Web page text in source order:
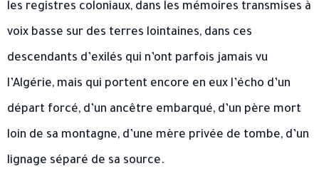
les registres coloniaux, dans les mémoires transmises à
voix basse sur des terres lointaines, dans ces
descendants d’exilés qui n’ont parfois jamais vu
l’Algérie, mais qui portent encore en eux l’écho d’un
départ forcé, d’un ancêtre embarqué, d’un père mort
loin de sa montagne, d’une mère privée de tombe, d’un
lignage séparé de sa source.